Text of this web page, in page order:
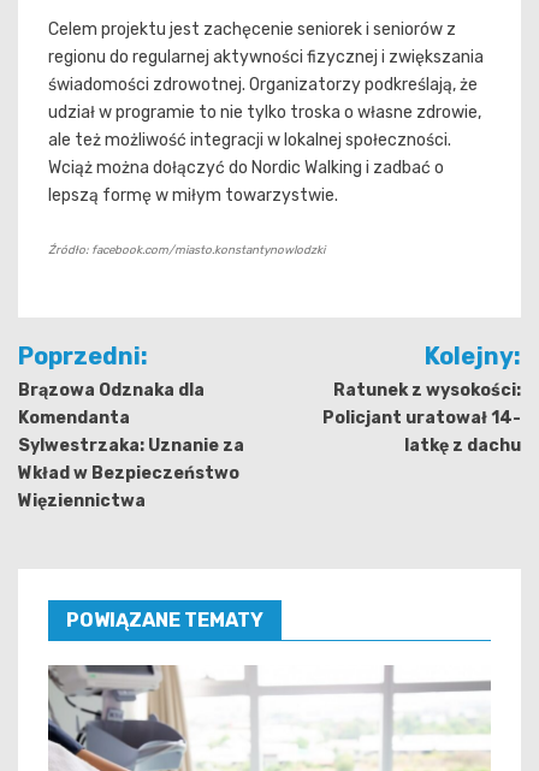
Celem projektu jest zachęcenie seniorek i seniorów z
regionu do regularnej aktywności fizycznej i zwiększania
świadomości zdrowotnej. Organizatorzy podkreślają, że
udział w programie to nie tylko troska o własne zdrowie,
ale też możliwość integracji w lokalnej społeczności.
Wciąż można dołączyć do Nordic Walking i zadbać o
lepszą formę w miłym towarzystwie.
Źródło: facebook.com/miasto.konstantynowlodzki
Nawigacja
wpisu
Poprzedni:
Brązowa Odznaka dla
Komendanta
Sylwestrzaka: Uznanie za
Wkład w Bezpieczeństwo
Więziennictwa
Kolejny:
Ratunek z wysokości:
Policjant uratował 14-
latkę z dachu
POWIĄZANE TEMATY